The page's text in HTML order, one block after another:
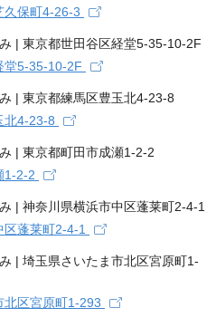
保町4-26-3
堂5-35-10-2F
北4-23-8
1-2-2
蓬莱町2-4-1
区宮原町1-293